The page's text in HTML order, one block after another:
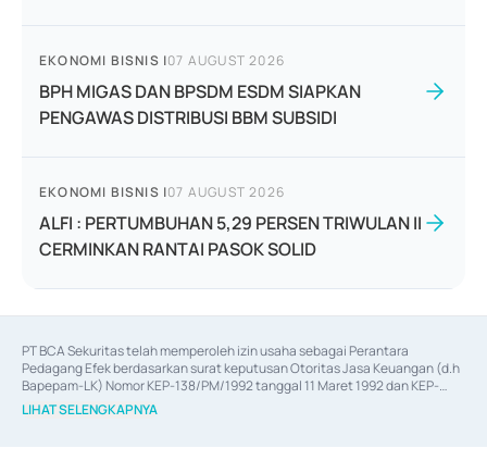
EKONOMI BISNIS |07 AUGUST 2026
BPH MIGAS DAN BPSDM ESDM SIAPKAN
PENGAWAS DISTRIBUSI BBM SUBSIDI
EKONOMI BISNIS |07 AUGUST 2026
ALFI : PERTUMBUHAN 5,29 PERSEN TRIWULAN II
CERMINKAN RANTAI PASOK SOLID
PT BCA Sekuritas telah memperoleh izin usaha sebagai Perantara
Pedagang Efek berdasarkan surat keputusan Otoritas Jasa Keuangan (d.h
Bapepam-LK) Nomor KEP-138/PM/1992 tanggal 11 Maret 1992 dan KEP-
06/D.04/2014 tanggal 28 Februari 2014, izin usaha sebagai Penjamin Emisi
Efek berdasarkan surat keputusan Otoritas Jasa Keuangan Nomor KEP-
LIHAT SELENGKAPNYA